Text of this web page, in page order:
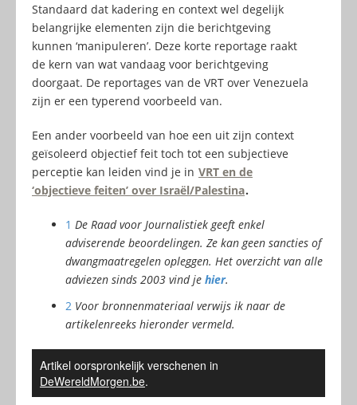
Standaard dat kadering en context wel degelijk
belangrijke elementen zijn die berichtgeving
kunnen ‘manipuleren’. Deze korte reportage raakt
de kern van wat vandaag voor berichtgeving
doorgaat. De reportages van de VRT over Venezuela
zijn er een typerend voorbeeld van.
Een ander voorbeeld van hoe een uit zijn context
geïsoleerd objectief feit toch tot een subjectieve
perceptie kan leiden vind je in VRT en de
‘objectieve feiten’ over Israël/Palestina.
1 De Raad voor Journalistiek geeft enkel
adviserende beoordelingen. Ze kan geen sancties of
dwangmaatregelen opleggen. Het overzicht van alle
adviezen sinds 2003 vind je hier.
2 Voor bronnenmateriaal verwijs ik naar de
artikelenreeks hieronder vermeld.
Artikel oorspronkelijk verschenen in
DeWereldMorgen.be.